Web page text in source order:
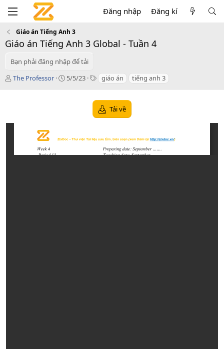
Đăng nhập Đăng kí
Giáo án Tiếng Anh 3
Giáo án Tiếng Anh 3 Global - Tuần 4
Bạn phải đăng nhập để tải
T
ả
The Professor
C
n
5/5/23
T giáo án tiếng anh 3
Tải về